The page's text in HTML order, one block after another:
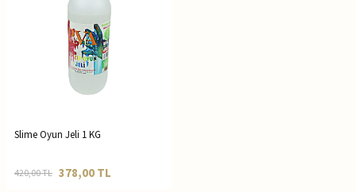
Slime Oyun Jeli 1 KG
420,00TL 378,00 TL